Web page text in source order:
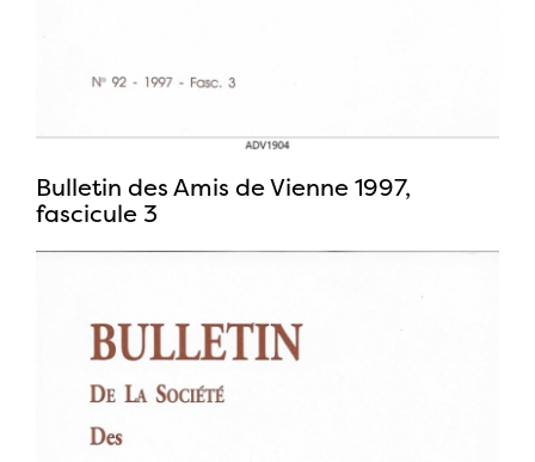
Bulletin des Amis de Vienne 1997,
fascicule 3